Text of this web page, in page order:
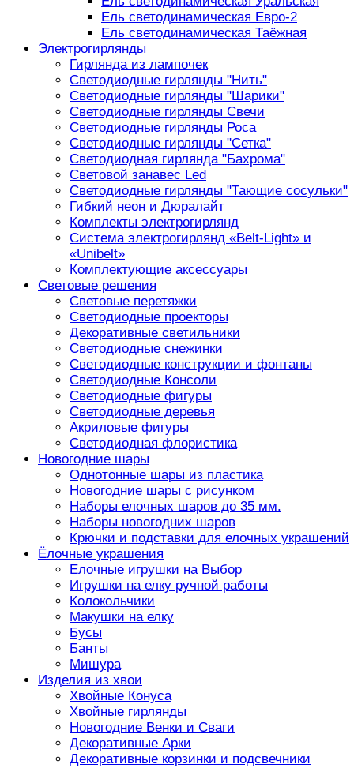
Ель светодинамическая Евро-2
Ель светодинамическая Таёжная
Электрогирлянды
Гирлянда из лампочек
Светодиодные гирлянды "Нить"
Светодиодные гирлянды "Шарики"
Светодиодные гирлянды Свечи
Светодиодные гирлянды Роса
Светодиодные гирлянды "Сетка"
Светодиодная гирлянда "Бахрома"
Световой занавес Led
Светодиодные гирлянды "Тающие сосульки"
Гибкий неон и Дюралайт
Комплекты электрогирлянд
Система электрогирлянд «Belt-Light» и
«Unibelt»
Комплектующие аксессуары
Световые решения
Световые перетяжки
Светодиодные проекторы
Декоративные светильники
Светодиодные снежинки
Светодиодные конструкции и фонтаны
Светодиодные Консоли
Светодиодные фигуры
Светодиодные деревья
Акриловые фигуры
Светодиодная флористика
Новогодние шары
Однотонные шары из пластика
Новогодние шары с рисунком
Наборы елочных шаров до 35 мм.
Наборы новогодних шаров
Крючки и подставки для елочных украшений
Ёлочные украшения
Елочные игрушки на Выбор
Игрушки на елку ручной работы
Колокольчики
Макушки на елку
Бусы
Банты
Мишура
Изделия из хвои
Хвойные Конуса
Хвойные гирлянды
Новогодние Венки и Сваги
Декоративные Арки
Декоративные корзинки и подсвечники